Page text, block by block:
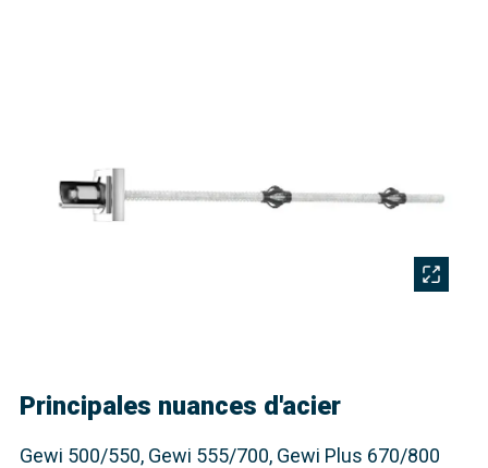
Principales nuances d'acier
Gewi 500/550, Gewi 555/700, Gewi Plus 670/800